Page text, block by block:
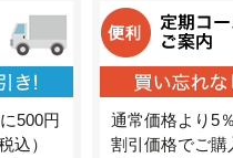
500円
込）
通常価格より5
割引価格でご購